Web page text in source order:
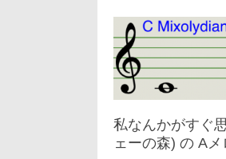
私なんかがすぐ
ェーの森) の A